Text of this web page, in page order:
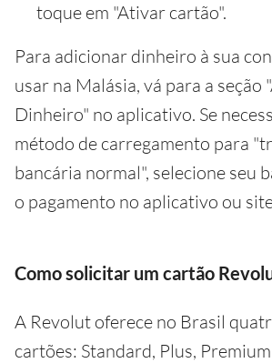
toque em "Ativar cartão".
Para adicionar dinheiro à sua
usar na Malásia, vá para a seção
Dinheiro" no aplicativo. Se
método de carregamento para
bancária normal", selecione seu
o pagamento no aplicativo ou
Como solicitar um cartão
A Revolut oferece no Brasil
cartões: Standard, Plus,